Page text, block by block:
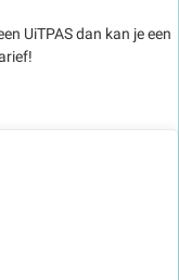
UiTPAS dan kan je een